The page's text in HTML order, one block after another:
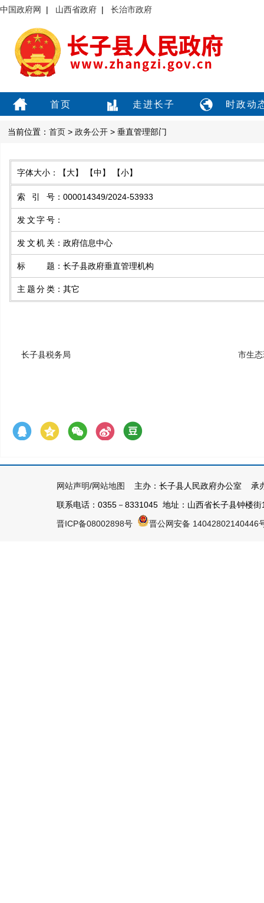
中国政府网 | 山西省政府 | 长治市政府
首页 走进长子 时政动
当前位置： 首页 > 政务公开 > 垂直管理部门
字体大小： 【大】 【中】 【小】
索引号 ： 000014349/2024-53933
发文字号 ：
发文机关 ： 政府信息中心
标题 ： 长子县政府垂直管理机构
主题分类 ： 其它
长子县税务局 市生
网站声明/网站地图
主办：长子县人民政府办公室 承
联系电话：0355－8331045 地址：山西省长子县钟楼
晋ICP备08002898号
晋公网安备 14042802140446